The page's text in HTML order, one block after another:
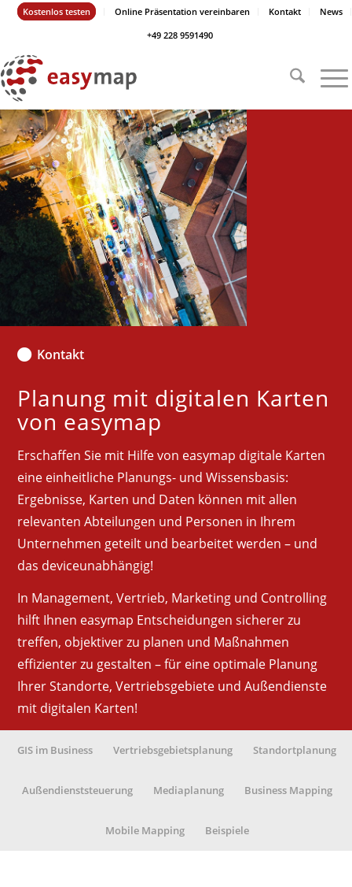
Kostenlos testen Online Präsentation vereinbaren Kontakt
News
+49 228 9591490
Kontakt
Planung mit digitalen Karten
von easymap
Erschaffen Sie mit Hilfe von easymap digitale Karten
eine einheitliche Planungs- und Wissensbasis:
Ergebnisse, Karten und Daten können mit allen
relevanten Abteilungen und Personen in Ihrem
Unternehmen geteilt und bearbeitet werden – und
das deviceunabhängig!
In Management, Vertrieb, Marketing und Controlling
hilft Ihnen easymap Entscheidungen sicherer zu
treffen, objektiver zu planen und Maßnahmen
effizienter zu gestalten – für eine optimale Planung
Ihrer Standorte, Vertriebsgebiete und Außendienste
mit digitalen Karten!
GIS im Business Vertriebsgebietsplanung Standortplanung
Außendienststeuerung Mediaplanung Business Mapping
Mobile Mapping Beispiele